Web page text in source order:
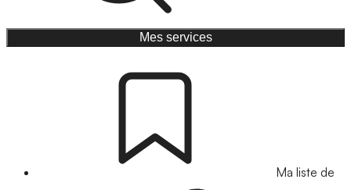
Mes services
Ma liste de